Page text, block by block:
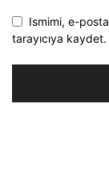
Ismimi, e-
tarayıcıya kaydet.